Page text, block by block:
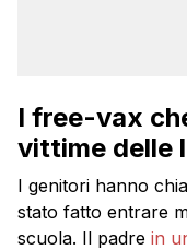
I free-vax
vittime delle
I genitori hanno
stato fatto entrare
scuola. Il padre in